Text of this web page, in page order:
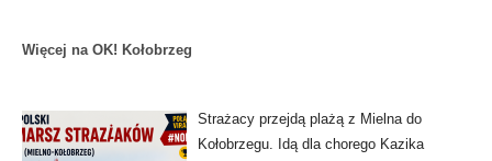
Więcej na OK! Kołobrzeg
Strażacy przejdą plażą z Mielna do
Kołobrzegu. Idą dla chorego Kazika